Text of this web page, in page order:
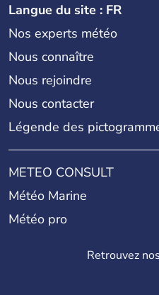
Langue du site : FR
Nos experts météo
Nous connaître
Nous rejoindre
Nous contacter
Légende des
METEO CONSULT
Météo Marine
Météo pro
Retrouvez